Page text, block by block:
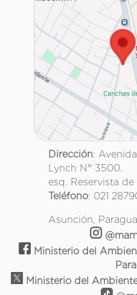
Dirección:
Lynch N° 3500.
esq. Reservista
Teléfono: 021
Asunción,
Ministerio del
Ministerio del